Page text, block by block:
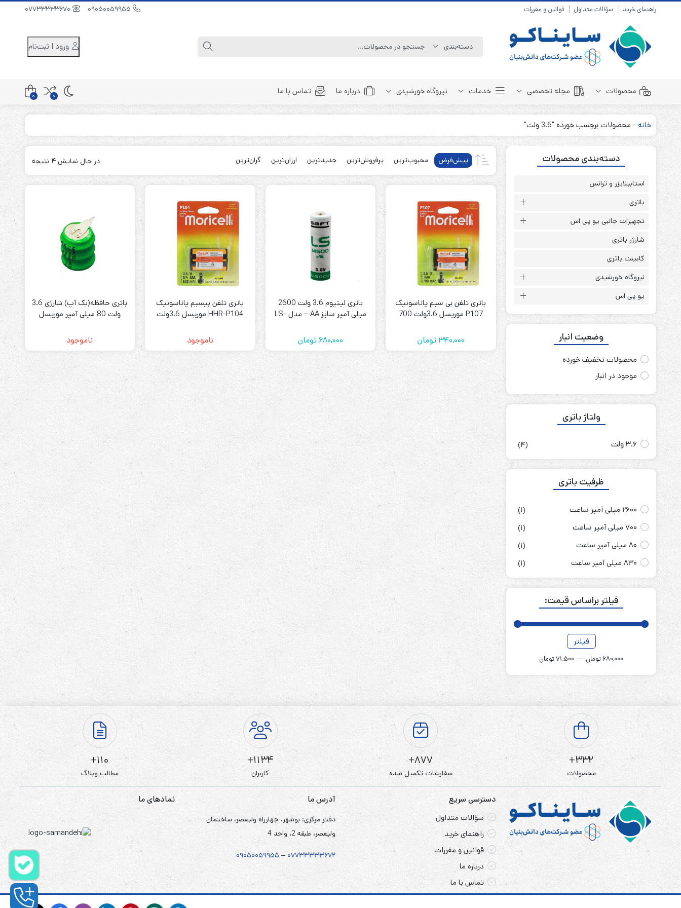
راهنمای خرید سؤالات متداول قوانین و مقررات
ورود | ثبت‌نام
محصولات
باتری سیلد لید اسید
باتری 12 ولت
باتری نیکل کادمیوم
باتری نیکل متال هیدرید
Line Interactive (Simulated Sine Wave)
Line Interactive (Pure Sine Wave)
Double Conversion (1:1)
Double Convertion (3:1)
Double Conversion (3:3)
کابینت باتری 48 ولت
کابینت باتری 240 ولت
سلاموند
موریسل
کینگ بت
رله‌ای
AVR
Prince
سروو موتوری
ابزارهای مدیریت یوپی‌اس
تابلوی بای پس
مجله تخصصی
مبانی باتری
انواع باتری
تست و کنترل
طول عمر باتری
باتری هوشمند
بسته بندی و ایمنی
روش های شارژ
روش های تخلیه
خدمات نیروگاه خورشیدی درباره ما تماس با ما
0
0
خانه - محصولات برچسب خورده "3.6 ولت"
پیش‌فرض محبوب‌ترین پرفروش‌ترین جدیدترین ارزان‌ترین گران‌ترین در حال نمایش 4 نتیجه
باتری تلفن بی سیم پاناسونیک
P107 موریسل 3.6ولت 700
340,000 تومان
باتری لیتیوم 3.6 ولت 2600
میلی آمپر سایز AA – مدل LS-
680,000 تومان
باتری تلفن بیسیم پاناسونیک
HHR-P104 موریسل 3.6ولت
ناموجود
باتری حافظه(بک آپ) شارژی 3.6
ولت 80 میلی آمپر موریسل
ناموجود
دسته‌بندی محصولات
استابیلایزر و ترانس
باتری
تجهیزات جانبی یو پی اس
شارژر باتری
کابینت باتری
نیروگاه خورشیدی
یو پی اس
وضعیت انبار
محصولات تخفیف خورده
موجود در انبار
ولتاژ باتری
3.6 ولت (4)
ظرفیت باتری
2600 میلی آمپر ساعت
(1)
700 میلی آمپر ساعت
(1)
80 میلی آمپر ساعت
(1)
830 میلی آمپر ساعت
(1)
فیلتر براساس قیمت:
قیمت
کمتر
قیمت
بیشتر
فیلتر
71,500 تومان — 680,000 تومان
332+
محصولات
877+
سفارشات تکمیل شده
1134+
کاربران
110+
مطالب وبلاگ
دسترسی سریع
سؤالات متداول
راهنمای خرید
قوانین و مقررات
درباره ما
تماس با ما
آدرس ما
دفتر مرکزی: بوشهر، چهارراه ولیعصر، ساختمان
ولیعصر، طبقه 2، واحد 4
۰۷۷۳۳۳۳۳۶۷۲ – ۰۹۰۵۰۰۵۹۹۵۵
نمادهای ما